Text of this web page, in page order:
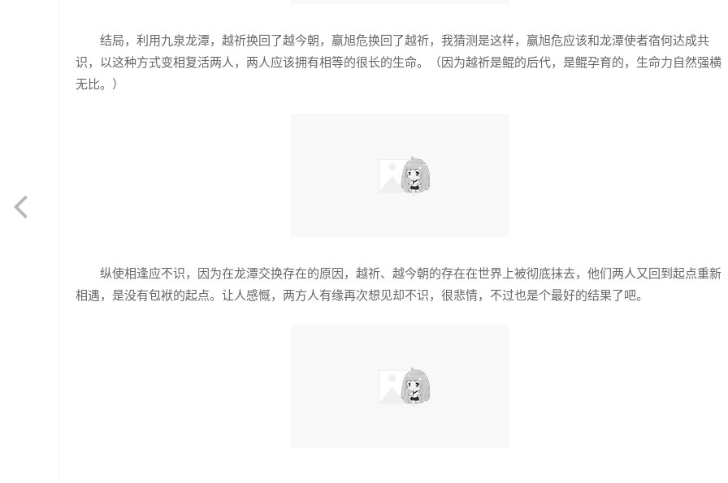
结局，利用九泉龙潭，越祈换回了越今朝，嬴旭危换回了越祈，我猜测是这样，嬴旭危应该和龙潭使者宿何达成共
识，以这种方式变相复活两人，两人应该拥有相等的很长的生命。（因为越祈是鲲的后代，是鲲孕育的，生命力自然强横
无比。）
纵使相逢应不识，因为在龙潭交换存在的原因，越祈、越今朝的存在在世界上被彻底抹去，他们两人又回到起点重新
相遇，是没有包袱的起点。让人感慨，两方人有缘再次想见却不识，很悲情，不过也是个最好的结果了吧。